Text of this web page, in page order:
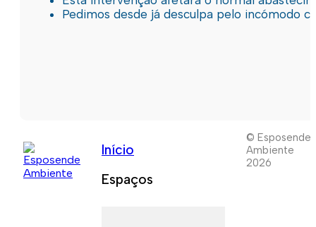
Pedimos desde já desculpa pelo incómodo
Início
Espaços
© Esposende
Ambiente
2026